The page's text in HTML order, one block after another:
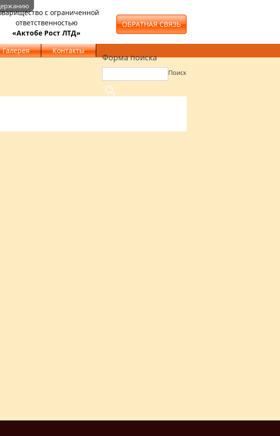
с ограниченной
ответственностью
«Актобе Рост ЛТД»
ОБРАТНАЯ СВЯЗЬ
Галерея Контакты
Форма поиска
Поиск